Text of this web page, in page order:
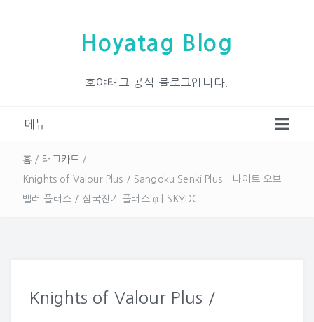
Hoyatag Blog
호야태그 공식 블로그입니다.
메뉴
홈 / 태그카드 /
Knights of Valour Plus / Sangoku Senki Plus – 나이트 오브
밸러 플러스 / 삼국전기 플러스 φ | SKYDC
Knights of Valour Plus /